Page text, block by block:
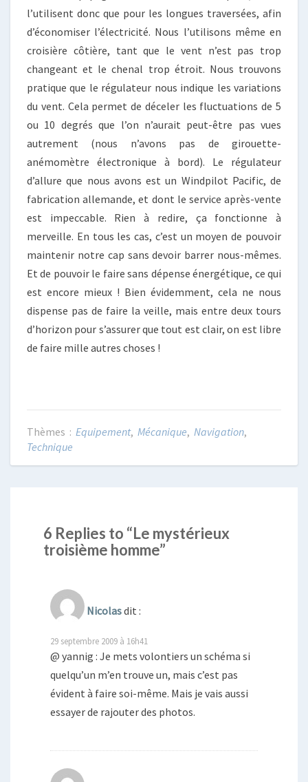
l’utilisent donc que pour les longues traversées, afin
d’économiser l’électricité. Nous l’utilisons même en
croisière côtière, tant que le vent n’est pas trop
changeant et le chenal trop étroit. Nous trouvons
pratique que le régulateur nous indique les variations
du vent. Cela permet de déceler les fluctuations de 5
ou 10 degrés que l’on n’aurait peut-être pas vues
autrement (nous n’avons pas de girouette-
anémomètre électronique à bord). Le régulateur
d’allure que nous avons est un Windpilot Pacific, de
fabrication allemande, et dont le service après-vente
est impeccable. Rien à redire, ça fonctionne à
merveille. En tous les cas, c’est un moyen de pouvoir
maintenir notre cap sans devoir barrer nous-mêmes.
Et de pouvoir le faire sans dépense énergétique, ce qui
est encore mieux ! Bien évidemment, cela ne nous
dispense pas de faire la veille, mais entre deux tours
d’horizon pour s’assurer que tout est clair, on est libre
de faire mille autres choses !
Equipement, Mécanique, Navigation,
Technique
6 Replies to “Le mystérieux
troisième homme”
Nicolasdit :
29 septembre 2009 à 16h41
@ yannig : Je mets volontiers un schéma si
quelqu’un m’en trouve un, mais c’est pas
évident à faire soi-même. Mais je vais aussi
essayer de rajouter des photos.